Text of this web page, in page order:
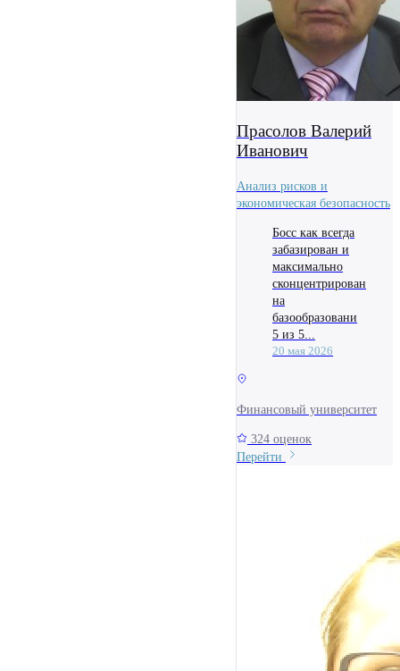
Прасолов Валерий
Иванович
Анализ рисков и
экономическая безопасность
Босс как всегда
забазирован и
максимально
сконцентрирован
на
базообразовани
5 из 5...
20 мая 2026
Финансовый университет
324 оценок
Перейти